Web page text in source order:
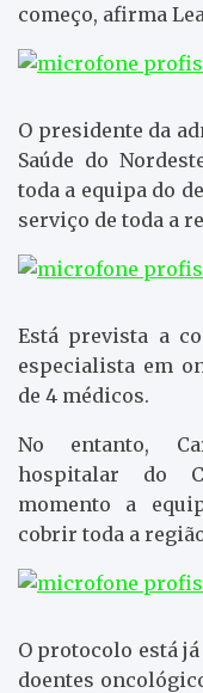
começo, afirma
O presidente da
Saúde do
toda a equipa do
serviço de toda a
Está prevista a
especialista em
de 4 médicos.
No entanto,
hospitalar do
momento a
cobrir toda a
O protocolo está
doentes